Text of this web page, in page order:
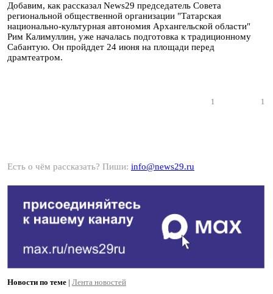
Добавим, как рассказал News29 председатель Совета
региональной общественной организации "Татарская
национально-культурная автономия Архангельской области"
Рим Калимуллин, уже началась подготовка к традиционному
Сабантую. Он пройддет 24 июня на площади перед
драмтеатром.
1 1
Есть о чём рассказать? Пиши: info@news29.ru
Новости по теме | Лента новостей